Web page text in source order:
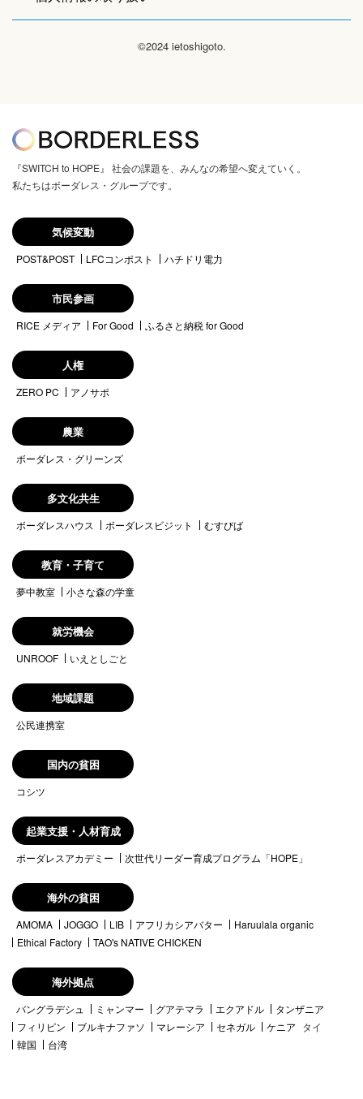
©2024 ietoshigoto.
『SWITCH to HOPE』 社会の課題を、みんなの希望へ変えていく。
私たちはボーダレス・グループです。
気候変動
POST&POST LFCコンポスト ハチドリ電力
市民参画
RICE メディア For Good ふるさと納税 for Good
人権
ZERO PC アノサポ
農業
ボーダレス・グリーンズ
多文化共生
ボーダレスハウス ボーダレスビジット むすびば
教育・子育て
夢中教室 小さな森の学童
就労機会
UNROOF いえとしごと
地域課題
公民連携室
国内の貧困
コシツ
起業支援・人材育成
ボーダレスアカデミー 次世代リーダー育成プログラム「HOPE」
海外の貧困
AMOMA JOGGO LIB アフリカシアバター
Haruulala organic
Ethical Factory
TAO's NATIVE CHICKEN
海外拠点
バングラデシュ ミャンマー グアテマラ エクアドル
タンザニア
フィリピン
ブルキナファソ マレーシア セネガル ケニア タイ
韓国
台湾